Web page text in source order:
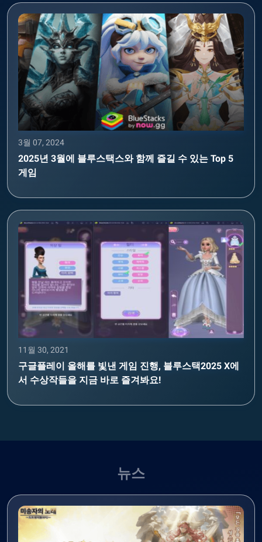
3월 07, 2024
2025년 3월에 블루스택스와 함께 즐길 수 있는 Top 5
게임
11월 30, 2021
구글플레이 올해를 빛낸 게임 진행, 블루스택2025 X에
서 수상작들을 지금 바로 즐겨봐요!
뉴스